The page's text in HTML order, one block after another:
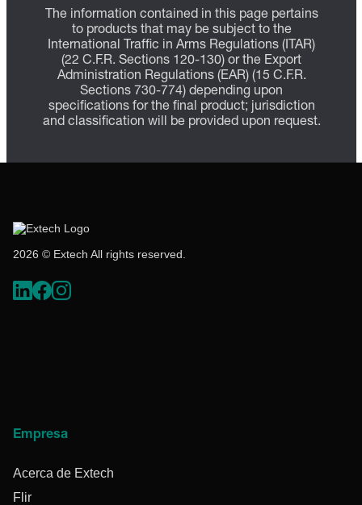
The information contained in this page pertains
to products that may be subject to the
International Traffic in Arms Regulations (ITAR)
(22 C.F.R. Sections 120-130) or the Export
Administration Regulations (EAR) (15 C.F.R.
Sections 730-774) depending upon
specifications for the final product; jurisdiction
and classification will be provided upon request.
2026 © Extech All rights reserved.
Empresa
Acerca de Extech
Flir